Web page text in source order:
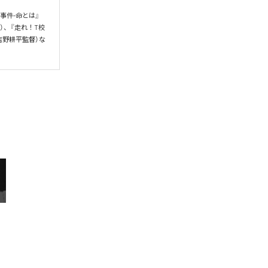
件-命とは』
、『走れ！T校
野耕平監督）な